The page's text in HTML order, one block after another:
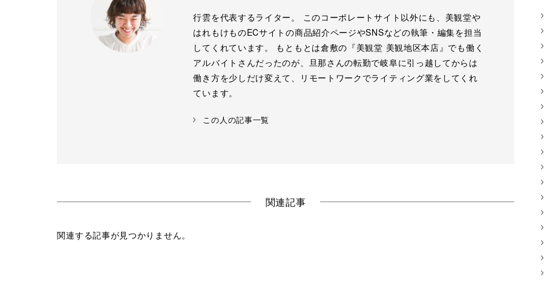
行雲を代表するライター。 このコーポレートサイト以外にも、美観堂や
はれもけものECサイトの商品紹介ページやSNSなどの執筆・編集を担当
してくれています。 もともとは倉敷の『美観堂 美観地区本店』でも働く
アルバイトさんだったのが、旦那さんの転勤で岐阜に引っ越してからは
働き方を少しだけ変えて、リモートワークでライティング業をしてくれ
ています。
この人の記事一覧
関連記事
関連する記事が見つかりません。